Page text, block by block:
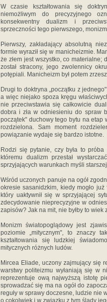
W czasie kształtowania się
niemożliwym do precyzyjnego
konsekwentny dualizm i
sprzeczności tego pierwszego,
Pierwszy, zakładający absolutną
formie wyraził się w manicheizmie.
że złem jest wszystko, co
został stracony, jego zwolennicy
potępiali. Manicheizm był potem
Drugi to doktryna „początku z
a więc niejako spoza kręgu
nie przeciwstawia się całkowicie
dobra i zła w odniesieniu do spraw
początek" duchowy tego bytu na etap
rozdzielona. Sam moment
powiązanie wydaje się bardzo istotne.
Rodzi się pytanie, czy była to
któremu dualizm przestał
sprzyjających warunkach myśli
Wśród uczonych panuje na ogół
okresie sasanidzkim, kiedy mogło
który uaktywnił się w sprzyjającej
zdecydowanie nieprecyzyjne w
zapisów? Jak na mit, nie byłby to wiek
Monizm światopoglądowy jest
poziomie „mitycznym", to znaczy
kształtowania się ludzkiej
mitycznych różnych ludów.
Mircea Eliade, uczony zajmujący się
warstwy politeizmu wyłaniają się w
reprezentuje ową najwyższą istotę
sprowadzać się ma na ogół do
reguły w sprawy doczesne, ludzie nie
o cokolwiek i w związku z tym ślady